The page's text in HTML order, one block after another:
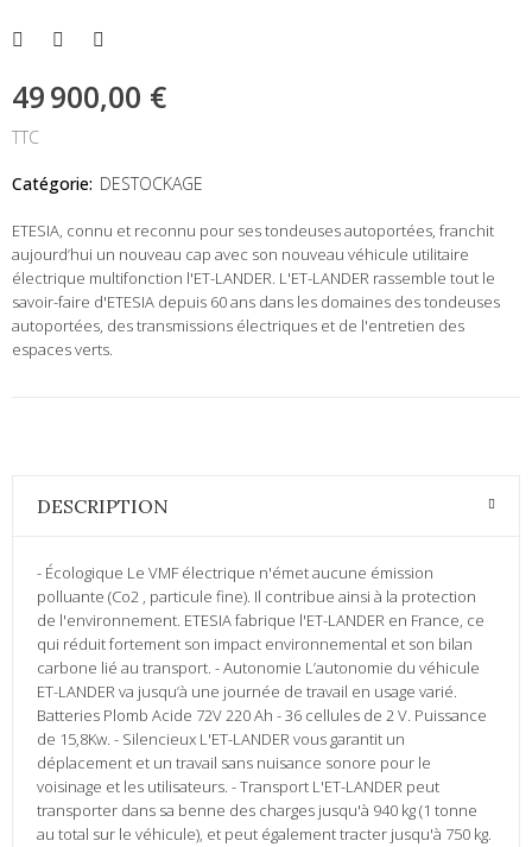
49 900,00 €
TTC
Catégorie: DESTOCKAGE
ETESIA, connu et reconnu pour ses tondeuses autoportées, franchit
aujourd’hui un nouveau cap avec son nouveau véhicule utilitaire
électrique multifonction l'ET-LANDER. L'ET-LANDER rassemble tout le
savoir-faire d'ETESIA depuis 60 ans dans les domaines des tondeuses
autoportées, des transmissions électriques et de l'entretien des
espaces verts.
DESCRIPTION
- Écologique Le VMF électrique n'émet aucune émission
polluante (Co2 , particule fine). Il contribue ainsi à la protection
de l'environnement. ETESIA fabrique l'ET-LANDER en France, ce
qui réduit fortement son impact environnemental et son bilan
carbone lié au transport. - Autonomie L’autonomie du véhicule
ET-LANDER va jusqu’à une journée de travail en usage varié.
Batteries Plomb Acide 72V 220 Ah - 36 cellules de 2 V. Puissance
de 15,8Kw. - Silencieux L'ET-LANDER vous garantit un
déplacement et un travail sans nuisance sonore pour le
voisinage et les utilisateurs. - Transport L'ET-LANDER peut
transporter dans sa benne des charges jusqu'à 940 kg (1 tonne
au total sur le véhicule), et peut également tracter jusqu'à 750 kg.